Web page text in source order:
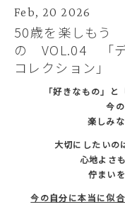
Feb, 20 2026
50歳を楽しもう
の VOL.04 「デ
コレクション」
「好きなもの」
今
楽しみ
大切にしたいの
心地よさ
佇まい
今の自分に本当に似